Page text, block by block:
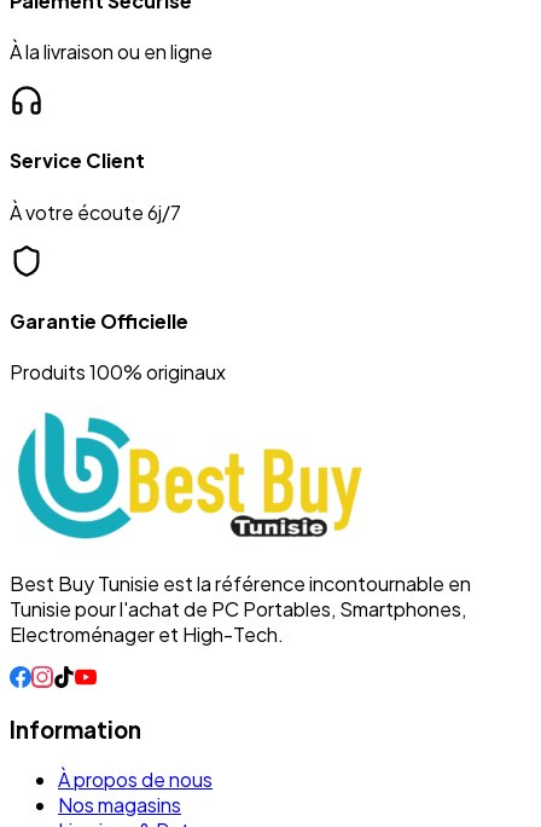
À la livraison ou en ligne
Service Client
À votre écoute 6j/7
Garantie Officielle
Produits 100% originaux
Best Buy Tunisie est la référence incontournable en
Tunisie pour l'achat de PC Portables, Smartphones,
Electroménager et High-Tech.
Information
À propos de nous
Nos magasins